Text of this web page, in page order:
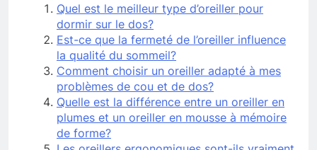
Quel est le meilleur type d’oreiller pour
dormir sur le dos?
Est-ce que la fermeté de l’oreiller influence
la qualité du sommeil?
Comment choisir un oreiller adapté à mes
problèmes de cou et de dos?
Quelle est la différence entre un oreiller en
plumes et un oreiller en mousse à mémoire
de forme?